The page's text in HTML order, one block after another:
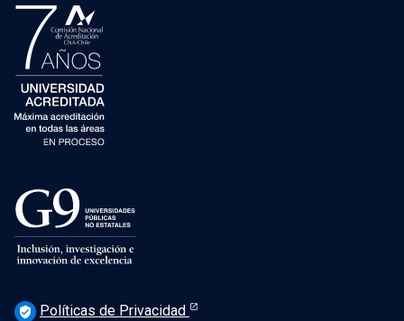
verified_user Políticas de Privacidad